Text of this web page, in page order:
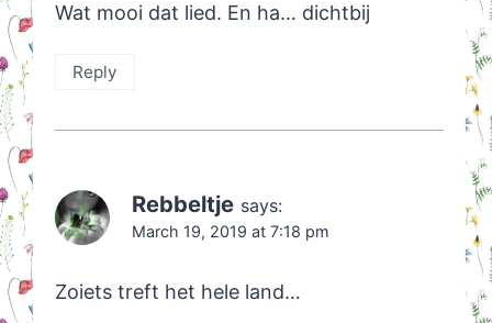
Wat mooi dat lied. En ha… dichtbij
Reply
Rebbeltje says:
March 19, 2019 at 7:18 pm
Zoiets treft het hele land…